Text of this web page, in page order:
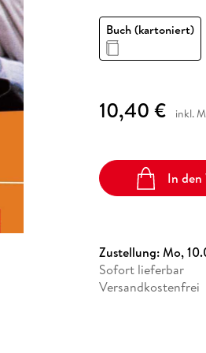
Lernhilfen
Science Fiction
Buch (kartoniert)
10,40 € inkl.
In den
Zustellung:Mo,
Sofort lieferbar
Versandkostenfrei